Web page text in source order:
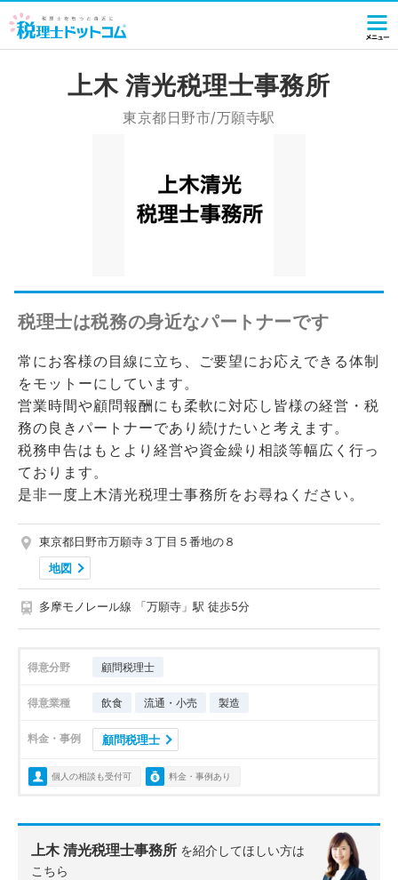
上木 清光税理士事務所
東京都日野市/万願寺駅
税理士は税務の身近なパートナーです
常にお客様の目線に立ち、ご要望にお応えできる体制
をモットーにしています。
営業時間や顧問報酬にも柔軟に対応し皆様の経営・税
務の良きパートナーであり続けたいと考えます。
税務申告はもとより経営や資金繰り相談等幅広く行っ
ております。
是非一度上木清光税理士事務所をお尋ねください。
東京都日野市万願寺３丁目５番地の８
地図
多摩モノレール線 「万願寺」駅 徒歩5分
得意分野 顧問税理士
得意業種 飲食 流通・小売 製造
料金・事例 顧問税理士
個人の相談も受付可 料金・事例あり
上木 清光税理士事務所 を紹介してほしい方は
こちら